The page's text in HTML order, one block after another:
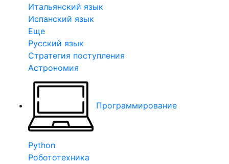
Итальянский язык
Испанский язык
Еще
Русский язык
Стратегия поступления
Астрономия
Программирование
Python
Робототехника